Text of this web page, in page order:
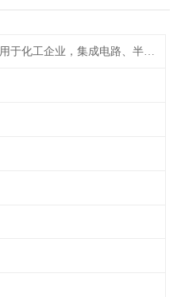
主要应用于化工企业，集成电路、半导体、光伏电池